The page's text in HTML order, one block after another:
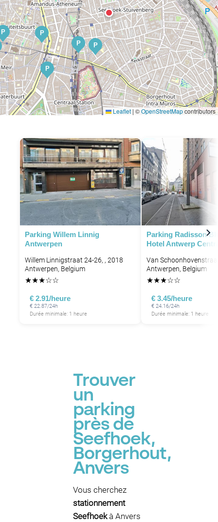
P
P
P
P
P
Leaflet | ©OpenStreetMapcontributors
Parking Willem Linnig
Antwerpen
Willem Linnigstraat 24-26, , 2018
Antwerpen, Belgium
★★★☆☆
€ 2.91/heure
€ 22.87/24h
Durée minimale: 1 heure
Parking Radisson
Hotel Antwerp
Van
Antwerpen, Belgium
★★★☆☆
€ 3.45/heure
€ 24.16/24h
Durée minimale: 1 heure
Trouver
un
parking
près de
Seefhoek,
Borgerhout,
Anvers
Vous cherchez
stationnement
Seefhoekà Anvers